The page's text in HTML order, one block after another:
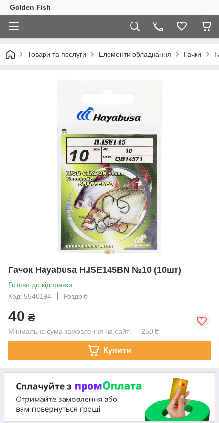
Golden Fish
Товари та послуги Елементи обладнання Гачки
Гачок Hayabusa H.ISE145BN №10 (10шт)
Готово до відправки
Код: 5540194
Роздріб
40 ₴
Мінімальна сума замовлення на сайті — 250 ₴
Купити